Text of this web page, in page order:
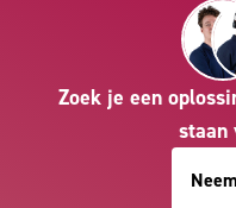
Zoek je een
staan